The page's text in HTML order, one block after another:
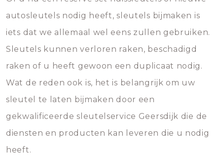
autosleutels nodig heeft, sleutels bijmaken is
iets dat we allemaal wel eens zullen gebruiken.
Sleutels kunnen verloren raken, beschadigd
raken of u heeft gewoon een duplicaat nodig.
Wat de reden ook is, het is belangrijk om uw
sleutel te laten bijmaken door een
gekwalificeerde sleutelservice Geersdijk die de
diensten en producten kan leveren die u nodig
heeft.